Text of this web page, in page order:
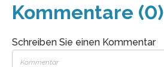
Kommentare (0)
Schreiben Sie einen Kommentar